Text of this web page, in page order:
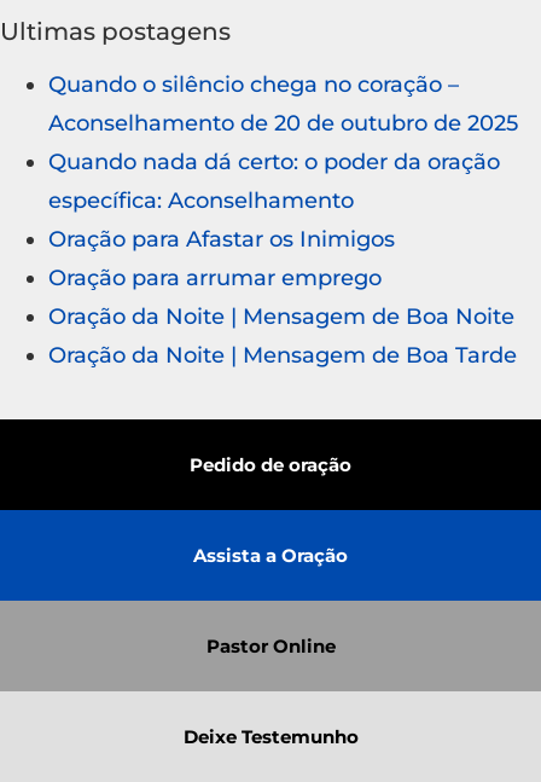
Ultimas postagens
Quando o silêncio chega no coração –
Aconselhamento de 20 de outubro de 2025
Quando nada dá certo: o poder da oração
específica: Aconselhamento
Oração para Afastar os Inimigos
Oração para arrumar emprego
Oração da Noite | Mensagem de Boa Noite
Oração da Noite | Mensagem de Boa Tarde
Pedido de oração
Assista a Oração
Pastor Online
Deixe Testemunho